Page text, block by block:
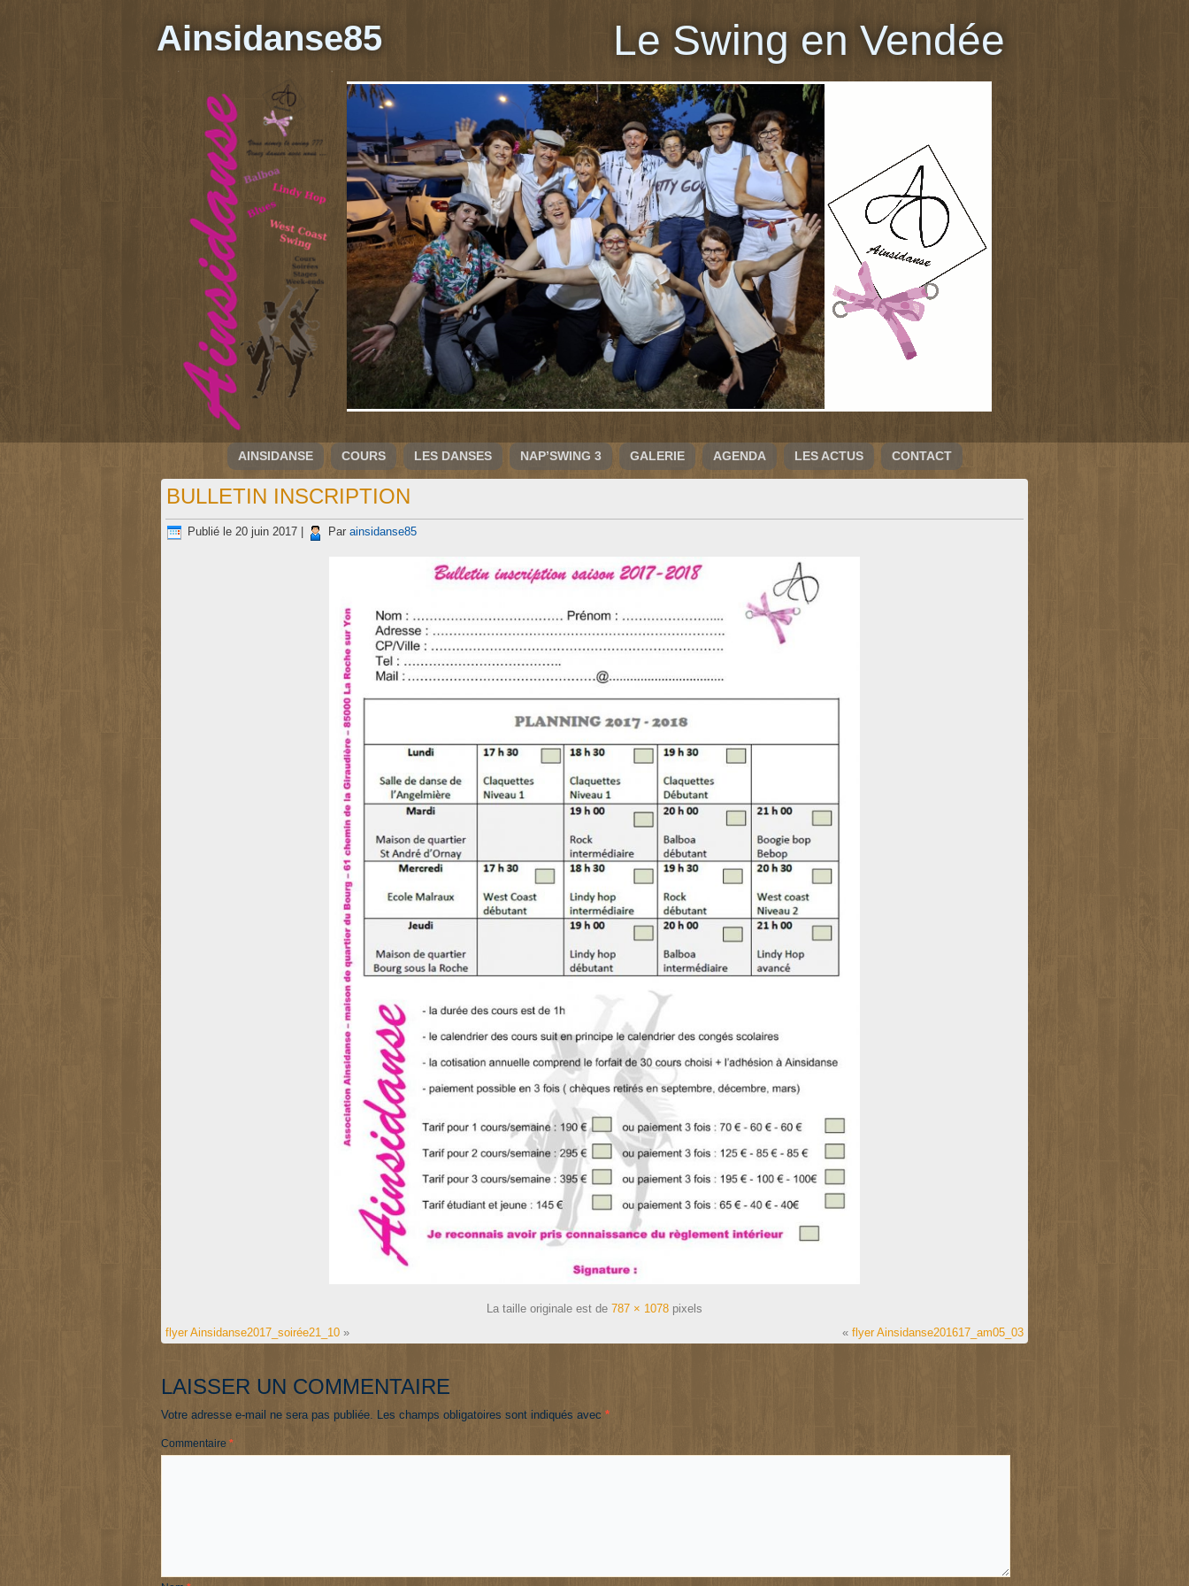
Ainsidanse85 Le Swing en Vendée
AINSIDANSE COURS LES DANSES NAP’SWING 3 GALERIE AGENDA LES ACTUS CONTACT
BULLETIN INSCRIPTION
Publié le 20 juin 2017 Par ainsidanse85
La taille originale est de 787 × 1078 pixels
flyer Ainsidanse2017_soirée21_10 » « flyer Ainsidanse201617_am05_03
LAISSER UN COMMENTAIRE
Votre adresse e-mail ne sera pas publiée. Les champs obligatoires sont indiqués avec *
Commentaire *